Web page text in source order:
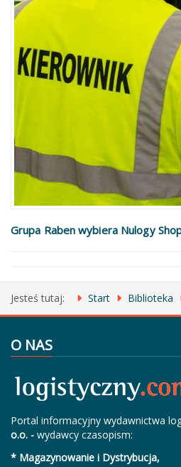
Grupa Raben wybiera Nulogy
Jesteś tutaj: Start Biblioteka
O NAS
Portal informacyjny wydawnictwa
o.o. - wydawcy czasopism:
* Magazynowanie i Dystrybucja,